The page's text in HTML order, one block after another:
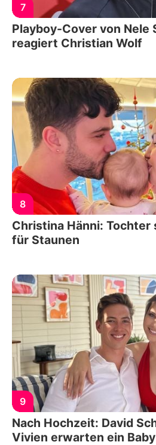
7
Playboy-Cover von Nele
reagiert Christian Wolf
8
Christina Hänni: Tochter
für Staunen
9
Nach Hochzeit: David
Vivien erwarten ein Baby